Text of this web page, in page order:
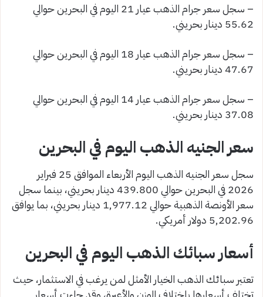
– سجل سعر جرام الذهب عيار 21 اليوم في البحرين حوالي
55.62 دينار بحريني.
– سجل سعر جرام الذهب عيار 18 اليوم في البحرين حوالي
47.67 دينار بحريني.
– سجل سعر جرام الذهب عيار 14 اليوم في البحرين حوالي
37.08 دينار بحريني.
سعر الجنيه الذهب اليوم في البحرين
سجل سعر الجنيه الذهب اليوم الأربعاء الموافق 25 فبراير
2026 في البحرين حوالي 439.800 دينار بحريني، بينما سجل
سعر الأونصة الذهبية حوالي 1,977.12 دينار بحريني، بما يوافق
5,202.96 دولار أمريكي.
أسعار سبائك الذهب اليوم في البحرين
تعتبر سبائك الذهب الخيار الأمثل لمن يرغب في الاستثمار، حيث